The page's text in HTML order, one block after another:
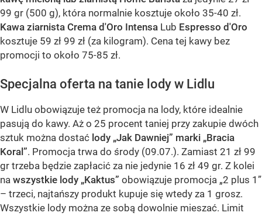
99 gr (500 g), która normalnie kosztuje około 35-40 zł.
Kawa ziarnista Crema d'Oro Intensa Lub Espresso d'Oro
kosztuje 59 zł 99 zł (za kilogram). Cena tej kawy bez
promocji to około 75-85 zł.
Specjalna oferta na tanie lody w Lidlu
W Lidlu obowiązuje też promocja na lody, które idealnie
pasują do kawy. Aż o 25 procent taniej przy zakupie dwóch
sztuk można dostać lody „Jak Dawniej” marki „Bracia
Koral”. Promocja trwa do środy (09.07.). Zamiast 21 zł 99
gr trzeba będzie zapłacić za nie jedynie 16 zł 49 gr. Z kolei
na wszystkie lody „Kaktus” obowiązuje promocja „2 plus 1”
– trzeci, najtańszy produkt kupuje się wtedy za 1 grosz.
Wszystkie lody można ze sobą dowolnie mieszać. Limit